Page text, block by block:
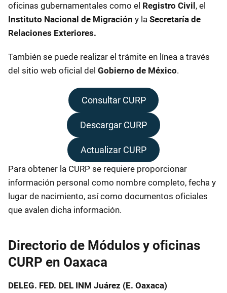
oficinas gubernamentales como el Registro Civil , el
Instituto Nacional de Migración y la Secretaría de
Relaciones Exteriores.
También se puede realizar el trámite en línea a través
del sitio web oficial del Gobierno de México.
Consultar CURP
Descargar CURP
Actualizar CURP
Para obtener la CURP se requiere proporcionar
información personal como nombre completo, fecha y
lugar de nacimiento, así como documentos oficiales
que avalen dicha información.
Directorio de Módulos y oficinas
CURP en Oaxaca
DELEG. FED. DEL INM Juárez (E. Oaxaca)